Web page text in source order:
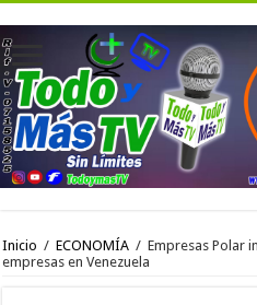
Inicio / ECONOMÍA / Empresas Polar
empresas en Venezuela